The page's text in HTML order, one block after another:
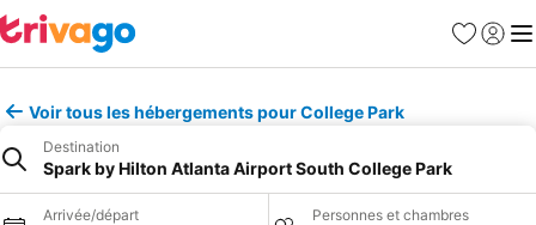
Favoris
Se
Voir tous les hébergements pour College Park
Destination
Spark by Hilton Atlanta Airport South College Park
Arrivée/départ Personnes et chambres